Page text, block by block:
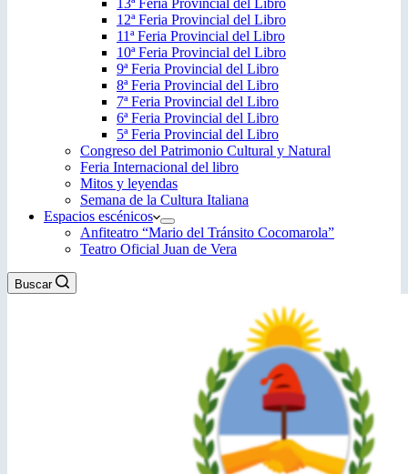
13ª Feria Provincial del Libro
12ª Feria Provincial del Libro
11ª Feria Provincial del Libro
10ª Feria Provincial del Libro
9ª Feria Provincial del Libro
8ª Feria Provincial del Libro
7ª Feria Provincial del Libro
6ª Feria Provincial del Libro
5ª Feria Provincial del Libro
Congreso del Patrimonio Cultural y Natural
Feria Internacional del libro
Mitos y leyendas
Semana de la Cultura Italiana
Espacios escénicos
Anfiteatro “Mario del Tránsito Cocomarola”
Teatro Oficial Juan de Vera
Buscar